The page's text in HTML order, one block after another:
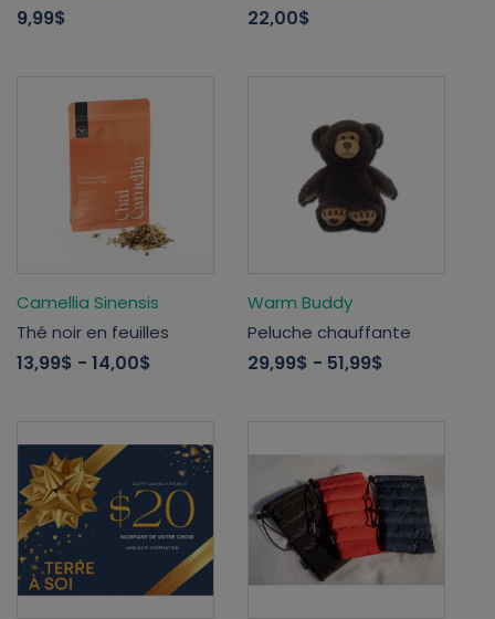
9,99$ 22,00$
Camellia Sinensis
Thé noir en feuilles
13,99$ - 14,00$
Warm Buddy
Peluche chauffante
29,99$ - 51,99$